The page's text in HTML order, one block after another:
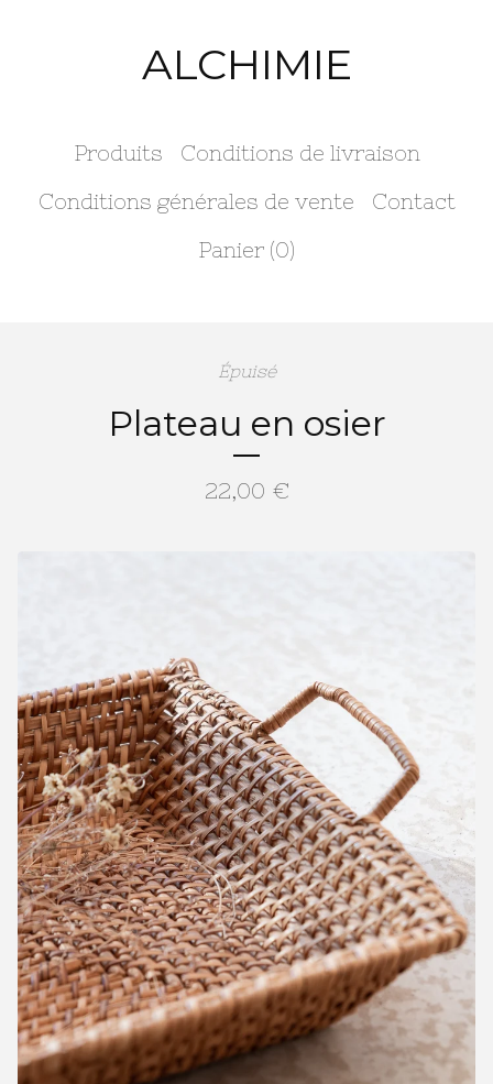
ALCHIMIE
Produits
Conditions de livraison
Conditions générales de vente
Contact
Panier (0)
Épuisé
Plateau en osier
22,00 €